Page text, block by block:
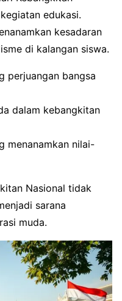
edukasi.
kesadaran
di kalangan siswa.
perjuangan bangsa
dalam kebangkitan
menanamkan nilai-
Nasional tidak
sarana
muda.